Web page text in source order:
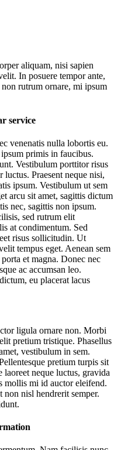
aliquam, nisi sapien
In posuere tempor ante,
rutrum ornare, mi ipsum
service
venenatis nulla lobortis eu.
primis in faucibus.
Vestibulum porttitor risus
Praesent neque nisi,
ipsum. Vestibulum ut sem
arcu sit amet, sagittis dictum
nec, sagittis non ipsum.
sed rutrum elit
at condimentum. Sed
risus sollicitudin. Ut
tempus eget. Aenean sem
et magna. Donec nec
ac accumsan leo.
eu placerat lacus
ligula ornare non. Morbi
pretium tristique. Phasellus
vestibulum in sem.
pretium turpis sit
neque luctus, gravida
mollis mi id auctor eleifend.
nisl hendrerit semper.